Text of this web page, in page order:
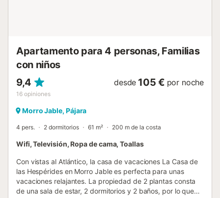
Apartamento para 4 personas, Familias
con niños
9,4
16 opiniones
desde 105 € por noche
Morro Jable, Pájara
4 pers. 2 dormitorios 61 m² 200 m de la costa
Wifi, Televisión, Ropa de cama, Toallas
Con vistas al Atlántico, la casa de vacaciones La Casa de
las Hespérides en Morro Jable es perfecta para unas
vacaciones relajantes. La propiedad de 2 plantas consta
de una sala de estar, 2 dormitorios y 2 baños, por lo que